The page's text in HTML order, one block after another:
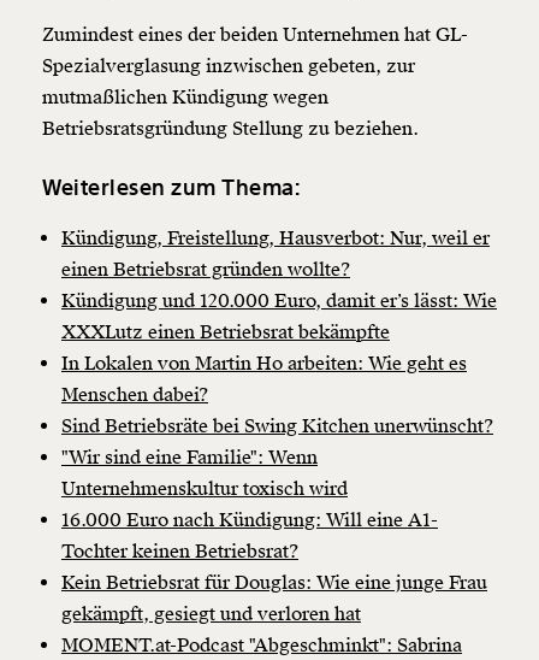
Zumindest eines der beiden Unternehmen hat GL-
Spezialverglasung inzwischen gebeten, zur
mutmaßlichen Kündigung wegen
Betriebsratsgründung Stellung zu beziehen.
Weiterlesen zum Thema:
Kündigung, Freistellung, Hausverbot: Nur, weil er
einen Betriebsrat gründen wollte?
Kündigung und 120.000 Euro, damit er’s lässt: Wie
XXXLutz einen Betriebsrat bekämpfte
In Lokalen von Martin Ho arbeiten: Wie geht es
Menschen dabei?
Sind Betriebsräte bei Swing Kitchen unerwünscht?
"Wir sind eine Familie": Wenn
Unternehmenskultur toxisch wird
16.000 Euro nach Kündigung: Will eine A1-
Tochter keinen Betriebsrat?
Kein Betriebsrat für Douglas: Wie eine junge Frau
gekämpft, gesiegt und verloren hat
MOMENT.at-Podcast "Abgeschminkt": Sabrina